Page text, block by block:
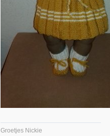
Groetjes Nickie